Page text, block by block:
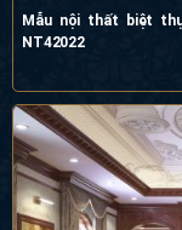
Mẫu nội thất biệt
NT42022